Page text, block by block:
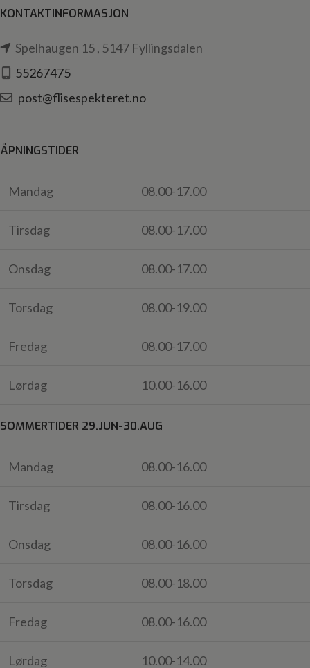
KONTAKTINFORMASJON
Spelhaugen 15 , 5147 Fyllingsdalen
55267475
post@flisespekteret.no
ÅPNINGSTIDER
Mandag 08.00-17.00
Tirsdag 08.00-17.00
Onsdag 08.00-17.00
Torsdag 08.00-19.00
Fredag 08.00-17.00
Lørdag 10.00-16.00
SOMMERTIDER 29.JUN-30.AUG
Mandag 08.00-16.00
Tirsdag 08.00-16.00
Onsdag 08.00-16.00
Torsdag 08.00-18.00
Fredag 08.00-16.00
Lørdag 10.00-14.00